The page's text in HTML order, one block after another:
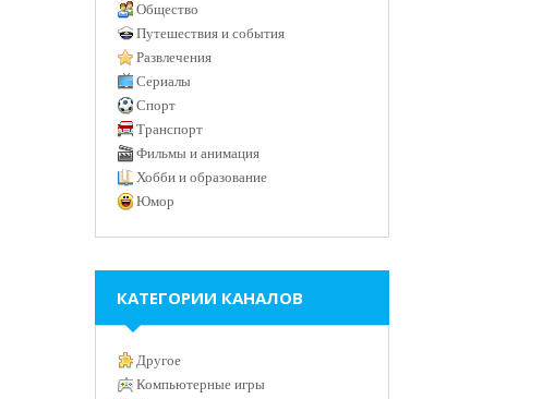
Общество
Путешествия и события
Развлечения
Сериалы
Спорт
Транспорт
Фильмы и анимация
Хобби и образование
Юмор
КАТЕГОРИИ КАНАЛОВ
Другое
Компьютерные игры